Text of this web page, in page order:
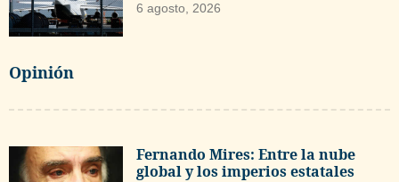
6 agosto, 2026
Opinión
Fernando Mires: Entre la nube
global y los imperios estatales